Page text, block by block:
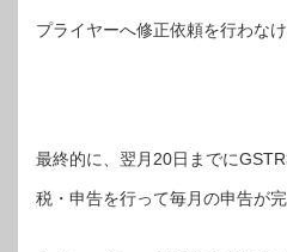
プライヤーへ修正依頼を行わな
最終的に、翌月20日までに
税・申告を行って毎月の申告が完